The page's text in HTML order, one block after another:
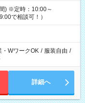
) ※定時：10:00～
で相談可！）
・WワークOK / 服装自由 /
詳細へ